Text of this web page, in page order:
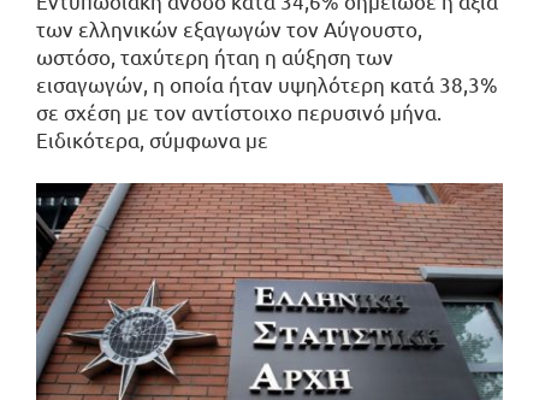
των ελληνικών εξαγωγών τον Αύγουστο,
ωστόσο, ταχύτερη ήταη η αύξηση των
εισαγωγών, η οποία ήταν υψηλότερη κατά 38,3%
σε σχέση με τον αντίστοιχο περυσινό μήνα.
Ειδικότερα, σύμφωνα με